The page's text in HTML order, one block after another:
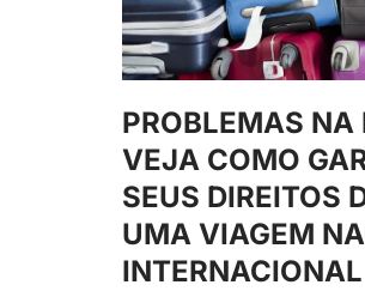
PROBLEMAS NA
VEJA COMO
SEUS DIREITOS
UMA VIAGEM
INTERNACIONAL